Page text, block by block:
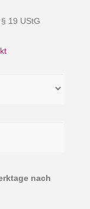
19 UStG
nach